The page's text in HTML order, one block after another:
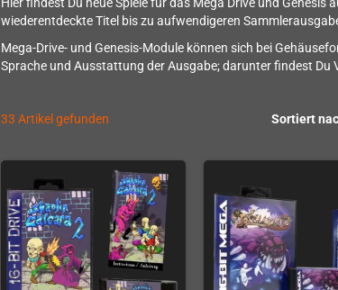
Hier findest Du neue Spiele für das Mega Drive und
wiederentdeckte Titel bis zu aufwendigeren
Mega-Drive- und Genesis-Module können sich bei
Sprache und Ausstattung der Ausgabe; darunter findest Du
Sortiert
33 Artikel gefunden